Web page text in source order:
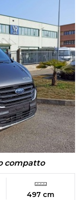
compatto
497 cm